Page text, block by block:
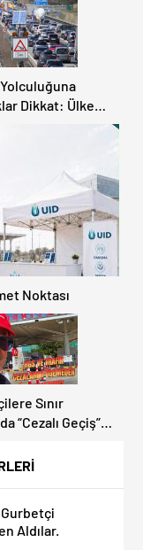
Gurbetçi
Aldılar.
Dikkat: Ülke
Trafik Kuralları,
Hız Limitleri
Noktası
Sınır
“Cezalı Geçiş”